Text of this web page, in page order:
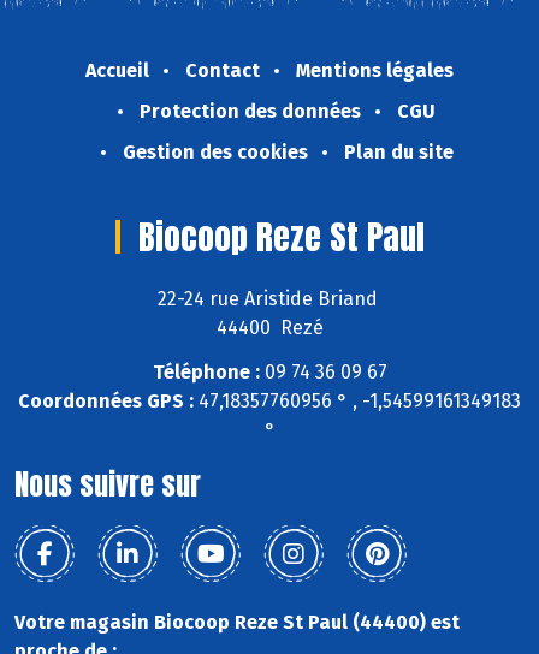
Accueil Contact
Mentions légales
Protection des données
CGU
Gestion des cookies
Plan du site
Biocoop Reze St Paul
22-24 rue Aristide Briand
44400 Rezé
Téléphone :09 74 36 09 67
Coordonnées GPS : 47,18357760956 ° , -1,54599161349183
°
Nous suivre sur
Votre magasin Biocoop Reze St Paul (44400) est